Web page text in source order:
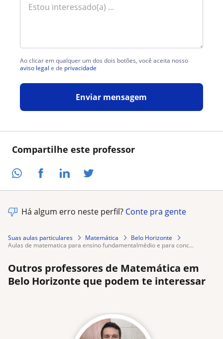
Compartilhe este professor
Ao clicar em qualquer um dos dois botões, você aceita nosso
aviso legal e de privacidade
Enviar mensagem
Há algum erro neste perfil? Conte pra gente
Suas aulas particulares Matemática
Belo Horizonte
aulas de matematica para ensino fundamentalmédio e para conc...
Outros professores de Matemática em
Belo Horizonte que podem te interessar